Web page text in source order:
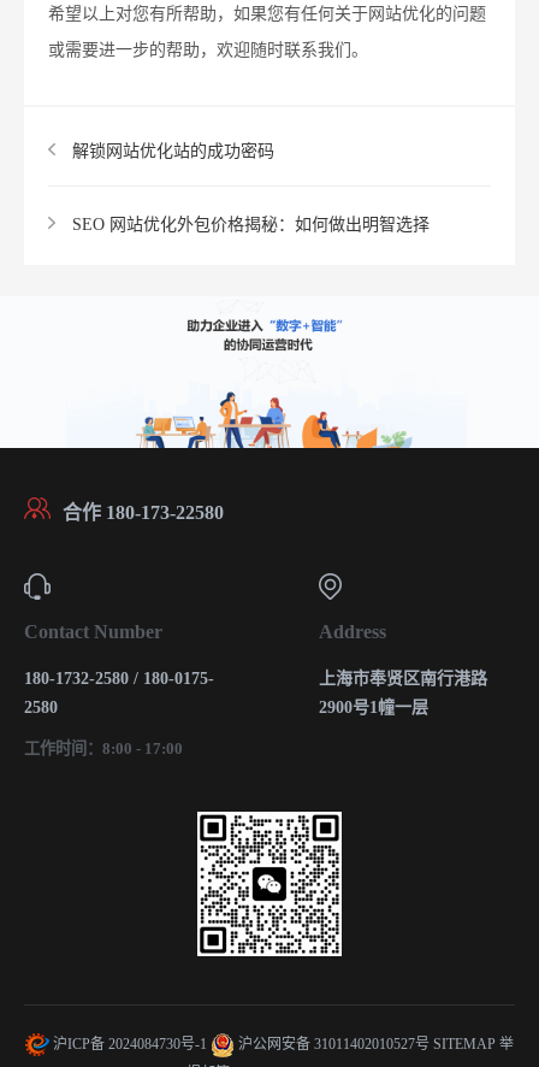
希望以上对您有所帮助，如果您有任何关于网站优化的问题
或需要进一步的帮助，欢迎随时联系我们。
解锁网站优化站的成功密码
SEO 网站优化外包价格揭秘：如何做出明智选择
合作 180-173-22580
Contact Number
180-1732-2580 / 180-0175-
2580
工作时间：8:00 - 17:00
Address
上海市奉贤区南行港路
2900号1幢一层
沪ICP备 2024084730号-1 沪公网安备 31011402010527号 SITEMAP 举